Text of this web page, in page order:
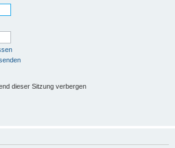
dieser Sitzung verbergen